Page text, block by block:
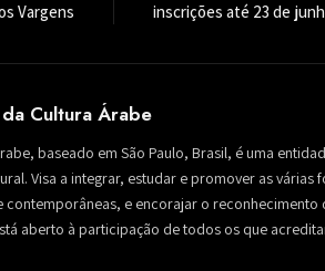
Vargens
inscrições até 23 de
Cultura Árabe
baseado em São Paulo, Brasil, é uma
Visa a integrar, estudar e promover as várias
contemporâneas, e encorajar o reconhecimento
aberto à participação de todos os que